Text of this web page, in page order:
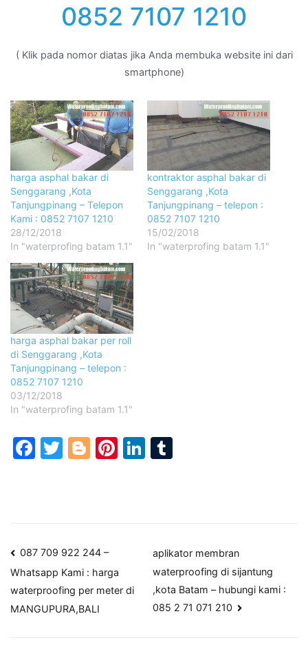
0852 7107 1210
( Klik pada nomor diatas jika Anda membuka website ini dari
smartphone)
harga asphal bakar di
Senggarang ,Kota
Tanjungpinang – Telepon
Kami : 0852 7107 1210
28/12/2018
In "waterprofing batam 1.1"
kontraktor asphal bakar di
Senggarang ,Kota
Tanjungpinang – telepon :
0852 7107 1210
15/02/2018
In "waterprofing batam 1.1"
harga asphal bakar per roll
di Senggarang ,Kota
Tanjungpinang – telepon :
0852 7107 1210
03/12/2018
In "waterprofing batam 1.1"
Facebook
Twitter
Blogger
Pinterest
LinkedIn
Post
navigation
087 709 922 244 –
Whatsapp Kami : harga
waterproofing per meter di
MANGUPURA,BALI
aplikator membran
waterproofing di sijantung
,kota Batam – hubungi kami :
085 2 71 071 210